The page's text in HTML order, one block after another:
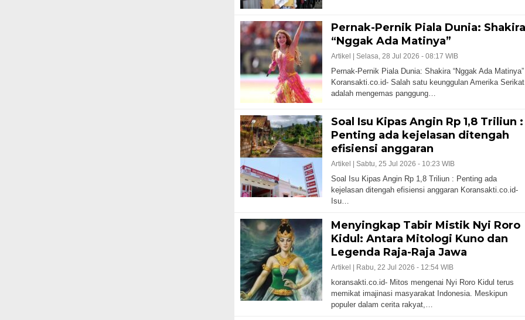
Pernak-Pernik Piala Dunia: Shakira
“Nggak Ada Matinya”
Artikel | Selasa, 28 Jul 2026 - 08:17 WIB
Pernak-Pernik Piala Dunia: Shakira “Nggak Ada Matinya”
Koransakti.co.id- Salah satu keunggulan Amerika Serikat
adalah mengemas panggung…
Soal Isu Kipas Angin Rp 1,8 Triliun :
Penting ada kejelasan ditengah
efisiensi anggaran
Artikel | Sabtu, 25 Jul 2026 - 10:23 WIB
Soal Isu Kipas Angin Rp 1,8 Triliun : Penting ada
kejelasan ditengah efisiensi anggaran Koransakti.co.id-
Isu…
Menyingkap Tabir Mistik Nyi Roro
Kidul: Antara Mitologi Kuno dan
Legenda Raja-Raja Jawa
Artikel | Rabu, 22 Jul 2026 - 12:54 WIB
koransakti.co.id- Mitos mengenai Nyi Roro Kidul terus
memikat imajinasi masyarakat Indonesia. Meskipun
populer dalam cerita rakyat,…